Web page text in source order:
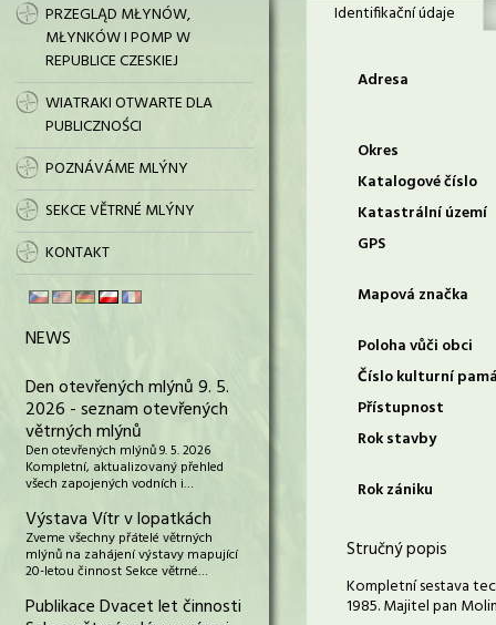
PRZEGLĄD MŁYNÓW,
MŁYNKÓW I POMP W
REPUBLICE CZESKIEJ
WIATRAKI OTWARTE DLA
PUBLICZNOŚCI
POZNÁVÁME MLÝNY
SEKCE VĚTRNÉ MLÝNY
KONTAKT
NEWS
Den otevřených mlýnů 9. 5.
2026 - seznam otevřených
větrných mlýnů
Den otevřených mlýnů 9. 5. 2026
Kompletní, aktualizovaný přehled
všech zapojených vodních i…
Výstava Vítr v lopatkách
Zveme všechny přátelé větrných
mlýnů na zahájení výstavy mapující
20-letou činnost Sekce větrné…
Publikace Dvacet let činnosti
Identifikační údaje
Adresa
Okres
Katalogové číslo
Katastrální území
GPS
Mapová značka
Poloha vůči obci
Číslo kulturní
Přístupnost
Rok stavby
Rok zániku
Stručný popis
Kompletní sestava
1985. Majitel pan